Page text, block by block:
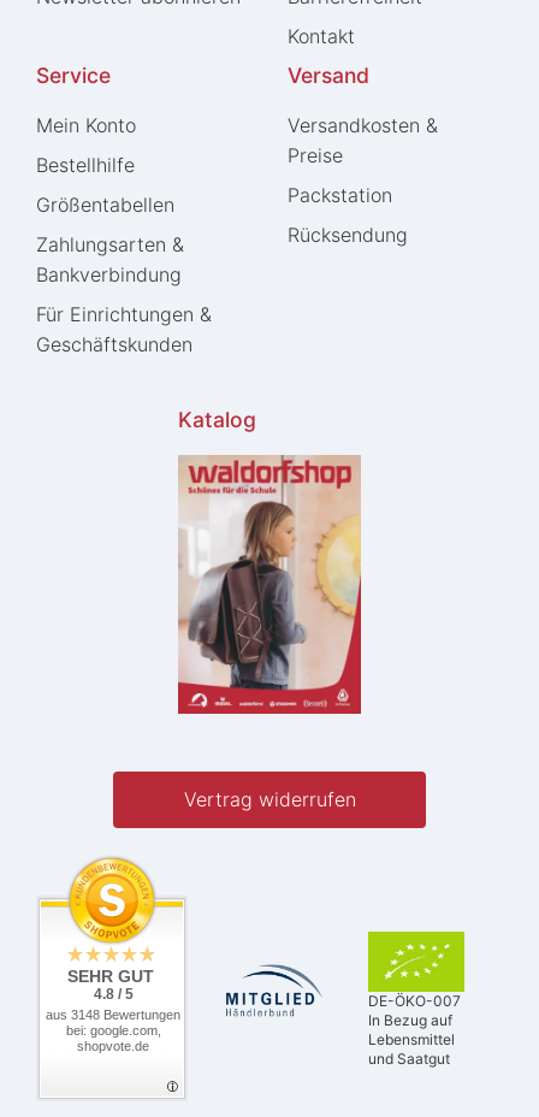
Kontakt
Service
Mein Konto
Bestellhilfe
Größentabellen
Zahlungsarten &
Bankverbindung
Für Einrichtungen &
Geschäftskunden
Versand
Versandkosten &
Preise
Packstation
Rücksendung
Katalog
Vertrag widerrufen
SEHR GUT
4.8 / 5
aus 3148 Bewertungen
bei: google.com,
shopvote.de
DE-ÖKO-007
In Bezug auf
Lebensmittel
und Saatgut